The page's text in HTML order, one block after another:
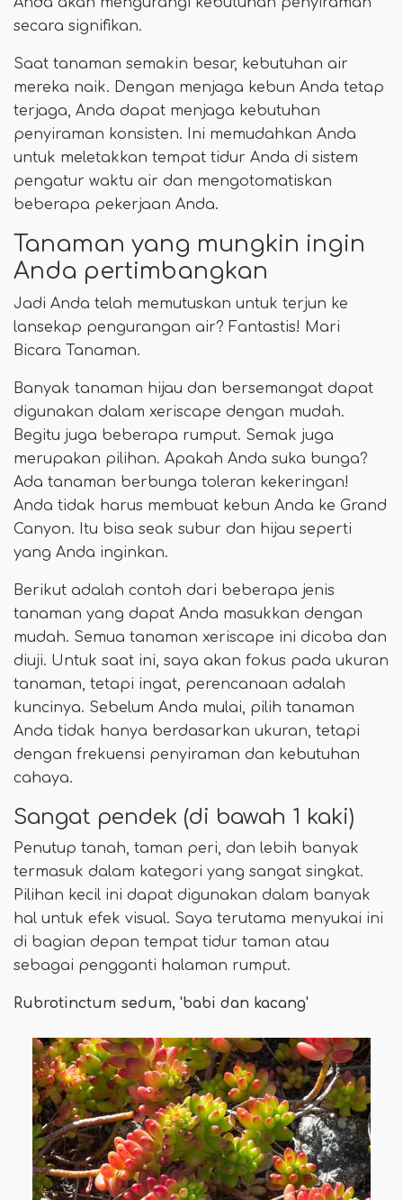
secara signifikan.
Saat tanaman semakin besar, kebutuhan air
mereka naik. Dengan menjaga kebun Anda tetap
terjaga, Anda dapat menjaga kebutuhan
penyiraman konsisten. Ini memudahkan Anda
untuk meletakkan tempat tidur Anda di sistem
pengatur waktu air dan mengotomatiskan
beberapa pekerjaan Anda.
Tanaman yang mungkin ingin
Anda pertimbangkan
Jadi Anda telah memutuskan untuk terjun ke
lansekap pengurangan air? Fantastis! Mari
Bicara Tanaman.
Banyak tanaman hijau dan bersemangat dapat
digunakan dalam xeriscape dengan mudah.
Begitu juga beberapa rumput. Semak juga
merupakan pilihan. Apakah Anda suka bunga?
Ada tanaman berbunga toleran kekeringan!
Anda tidak harus membuat kebun Anda ke Grand
Canyon. Itu bisa seak subur dan hijau seperti
yang Anda inginkan.
Berikut adalah contoh dari beberapa jenis
tanaman yang dapat Anda masukkan dengan
mudah. Semua tanaman xeriscape ini dicoba dan
diuji. Untuk saat ini, saya akan fokus pada ukuran
tanaman, tetapi ingat, perencanaan adalah
kuncinya. Sebelum Anda mulai, pilih tanaman
Anda tidak hanya berdasarkan ukuran, tetapi
dengan frekuensi penyiraman dan kebutuhan
cahaya.
Sangat pendek (di bawah 1 kaki)
Penutup tanah, taman peri, dan lebih banyak
termasuk dalam kategori yang sangat singkat.
Pilihan kecil ini dapat digunakan dalam banyak
hal untuk efek visual. Saya terutama menyukai ini
di bagian depan tempat tidur taman atau
sebagai pengganti halaman rumput.
Rubrotinctum sedum, 'babi dan kacang'